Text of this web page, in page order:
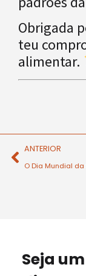
Obrigada
teu
alimentar.
ANTERIOR
Seja